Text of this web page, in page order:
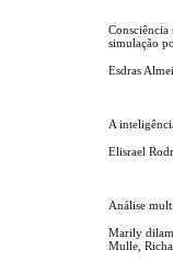
Consciência
simulação
Esdras
A
Elisrael
Análise
Marily
Mulle,